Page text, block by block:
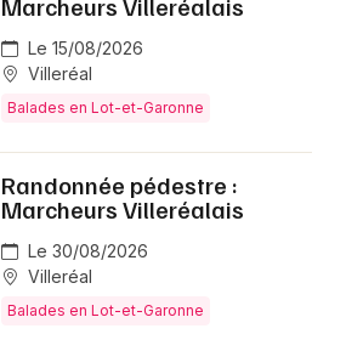
Le 15/08/2026
Villeréal
Balades en Lot-et-Garonne
Randonnée pédestre :
Marcheurs Villeréalais
Le 30/08/2026
Villeréal
Balades en Lot-et-Garonne